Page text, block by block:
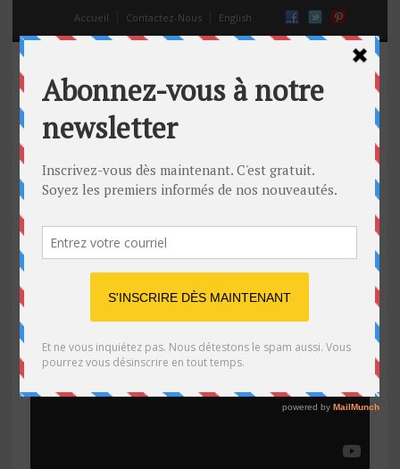
Accueil Contactez-Nous English
Circus Shot